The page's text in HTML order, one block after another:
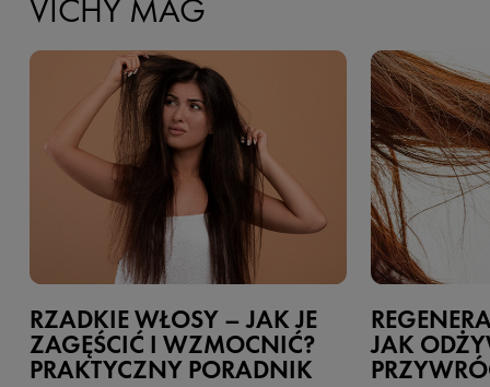
VICHY MAG
RZADKIE WŁOSY – JAK JE
ZAGĘŚCIĆ I WZMOCNIĆ?
PRAKTYCZNY PORADNIK
JAK